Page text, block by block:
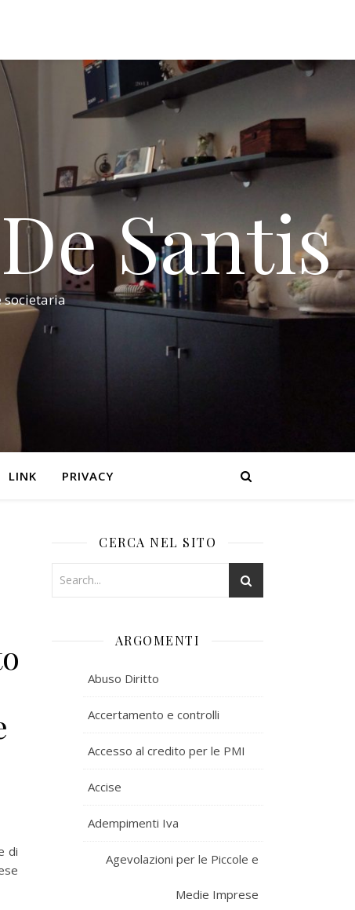
Santis
societaria
LINK PRIVACY
di
CERCA NEL SITO
ARGOMENTI
Abuso Diritto
Accertamento e controlli
Accesso al credito per le PMI
Accise
Adempimenti Iva
Agevolazioni per le Piccole e
Medie Imprese